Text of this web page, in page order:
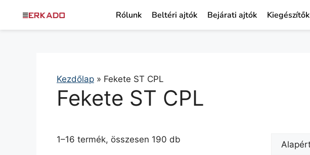
Rólunk Beltéri ajtók Bejárati ajtók Kiegészítők
Kezdőlap » Fekete ST CPL
Fekete ST CPL
1–16 termék, összesen 190 db